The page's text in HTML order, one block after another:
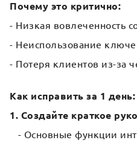
Почему это критично:
- Низкая вовлеченность
- Неиспользование
- Потеря клиентов из-за
Как исправить за 1 день:
1. Создайте краткое
- Основные функции